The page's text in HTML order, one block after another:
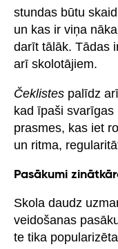
stundas būtu
un kas ir viņa
darīt tālāk. Tādas
arī skolotājiem.
Čeklistes palīdz
kad īpaši
prasmes, kas iet
un ritma,
Pasākumi
Skola daudz
veidošanas
te tika